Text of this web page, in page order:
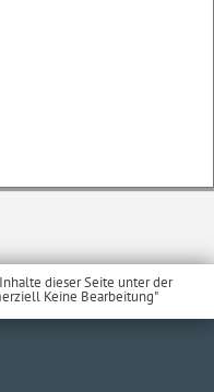
dieser Seite unter der